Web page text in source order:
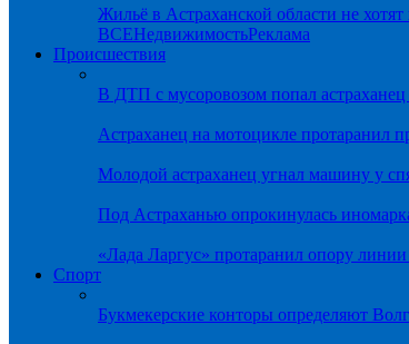
Жильё в Астраханской области не хотят
ВСЕНедвижимостьРеклама
Происшествия
В ДТП с мусоровозом попал
Астраханец на мотоцикле протаранил
Молодой астраханец угнал машину у
Под Астраханью опрокинулась
«Лада Ларгус» протаранил опору
Спорт
Букмекерские конторы определяют